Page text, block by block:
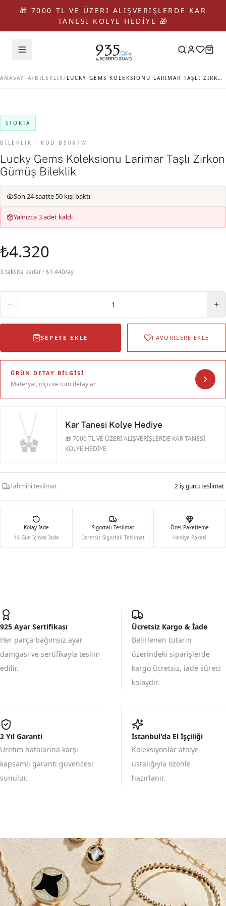
🎁 7000 TL VE ÜZERİ ALIŞVERİŞLERDE KAR
TANESİ KOLYE HEDİYE 🎁
ANASAYFA/ BİLEKLİK/ LUCKY GEMS KOLEKSIONU LARIMAR TAŞLI ZIRKON GÜMÜŞ BILEKLIK
STOKTA
BİLEKLİK · KOD B5087W
Lucky Gems Koleksionu Larimar Taşlı Zirkon
Gümüş Bileklik
Son 24 saatte 50 kişi baktı
Yalnızca 3 adet kaldı
₺4.320
3 taksite kadar · ₺1.440/ay
1
SEPETE EKLE FAVORİLERE EKLE
ÜRÜN DETAY BILGISI
Materyal, ölçü ve tüm detaylar
Kar Tanesi Kolye Hediye
🎁 7000 TL VE ÜZERİ ALIŞVERİŞLERDE KAR TANESİ
KOLYE HEDİYE
Tahmini teslimat 2 iş günü teslimat
Kolay İade
14 Gün İçinde İade
Sigortalı Teslimat
Ücretsiz Sigortalı Teslimat
Özel Paketleme
Hediye Paketi
925 Ayar Sertifikası
Her parça bağımsız ayar
damgası ve sertifikayla teslim
edilir.
Ücretsiz Kargo & İade
Belirlenen tutarın
üzerindeki siparişlerde
kargo ücretsiz, iade süreci
kolaydır.
2 Yıl Garanti
Üretim hatalarına karşı
kapsamlı garanti güvencesi
sunulur.
İstanbul'da El İşçiliği
Koleksiyonlar atölye
ustalığıyla özenle
hazırlanır.